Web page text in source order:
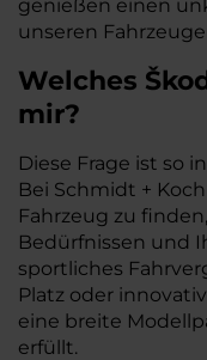
genießen einen
unseren
Welches
mir?
Diese Frage ist so
Bei Schmidt +
Fahrzeug zu
Bedürfnissen und
sportliches
Platz oder
eine breite
erfüllt.